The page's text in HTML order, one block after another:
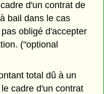
d'un contrat de
bail dans le cas
obligé d'accepter
("optional
total dû à un
cadre d'un contrat